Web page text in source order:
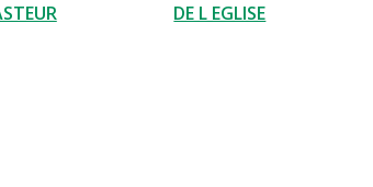
DE L EGLISE